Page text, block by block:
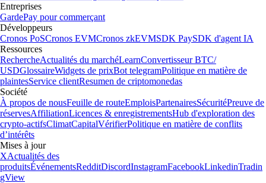
Entreprises
GardePay pour commerçant
Développeurs
Cronos PoSCronos EVMCronos zkEVMSDK PaySDK d'agent IA
Ressources
RechercheActualités du marchéLearnConvertisseur BTC/
USDGlossaireWidgets de prixBot telegramPolitique en matière de
plaintesService clientResumen de criptomonedas
Société
À propos de nousFeuille de routeEmploisPartenairesSécuritéPreuve de
réservesAffiliationLicences & enregistrementsHub d'exploration des
crypto-actifsClimatCapitalVérifierPolitique en matière de conflits
d’intérêts
Mises à jour
XActualités des
produitsÉvénementsRedditDiscordInstagramFacebookLinkedinTradin
gView